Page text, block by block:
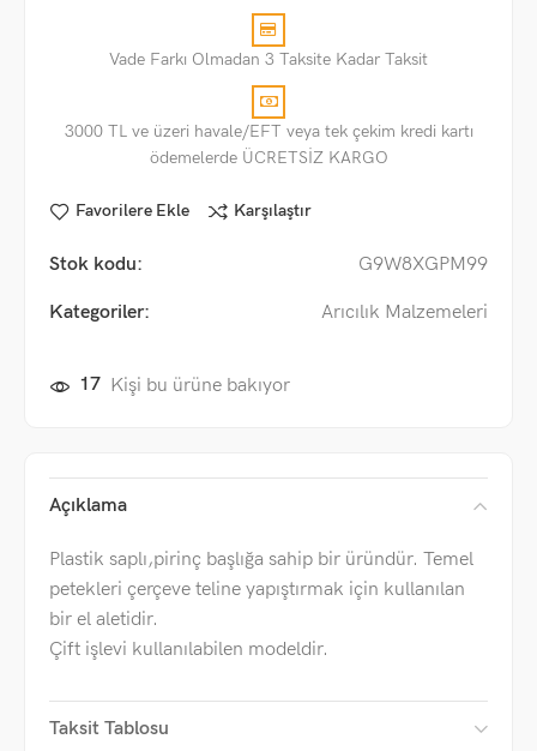
Vade Farkı Olmadan 3 Taksite Kadar Taksit
3000 TL ve üzeri havale/EFT veya tek çekim kredi kartı
ödemelerde ÜCRETSİZ KARGO
Favorilere Ekle Karşılaştır
Stok kodu: G9W8XGPM99
Kategoriler: Arıcılık Malzemeleri
17 Kişi bu ürüne bakıyor
Açıklama
Plastik saplı,pirinç başlığa sahip bir üründür. Temel
petekleri çerçeve teline yapıştırmak için kullanılan
bir el aletidir.
Çift işlevi kullanılabilen modeldir.
Taksit Tablosu